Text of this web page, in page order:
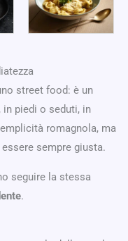
street food: è un
piedi o seduti, in
romagnola, ma
sempre giusta.
seguire la stessa
.